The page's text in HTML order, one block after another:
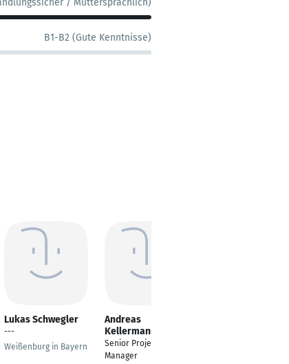
/ Muttersprachlich)
B1-B2 (Gute Kenntnisse)
Lukas Schwegler
---
Weißenburg in Bayern
Andreas
Kellermann
Senior Project
Manager